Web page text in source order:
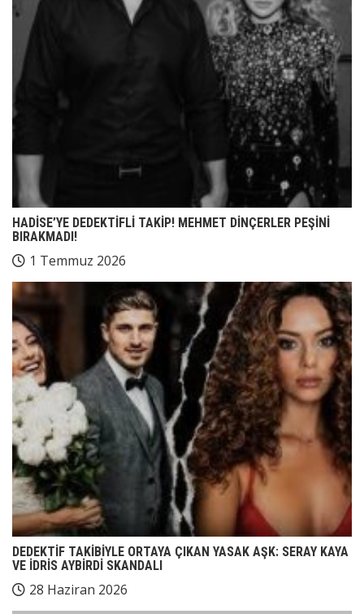
HADİSE’YE DEDEKTİFLİ TAKİP! MEHMET DİNÇERLER PEŞİNİ
BIRAKMADI!
1 Temmuz 2026
DEDEKTİF TAKİBİYLE ORTAYA ÇIKAN YASAK AŞK: SERAY KAYA
VE İDRİS AYBİRDİ SKANDALI
28 Haziran 2026